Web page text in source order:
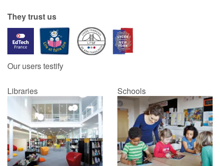
They trust us
Our users testify
Libraries Schools